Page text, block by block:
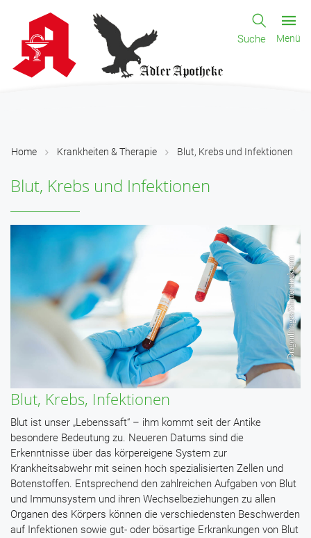
Suche Menü
Home Krankheiten & Therapie Blut, Krebs und Infektionen
Blut, Krebs und Infektionen
Blut, Krebs, Infektionen
Blut ist unser „Lebenssaft“ – ihm kommt seit der Antike
besondere Bedeutung zu. Neueren Datums sind die
Erkenntnisse über das körpereigene System zur
Krankheitsabwehr mit seinen hoch spezialisierten Zellen und
Botenstoffen. Entsprechend den zahlreichen Aufgaben von Blut
und Immunsystem und ihren Wechselbeziehungen zu allen
Organen des Körpers können die verschiedensten Beschwerden
auf Infektionen sowie gut- oder bösartige Erkrankungen von Blut